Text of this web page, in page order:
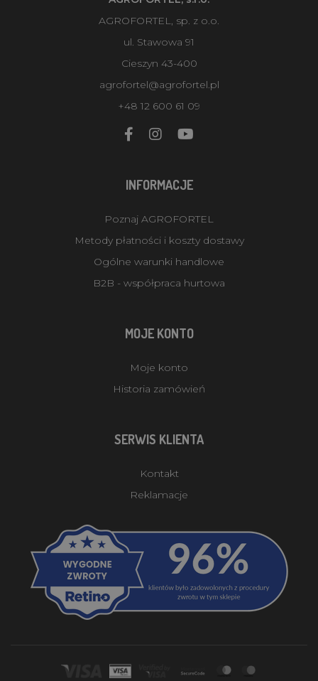
AGROFORTEL, sp. z o.o.
ul. Stawowa 91
Cieszyn 43-400
agrofortel@agrofortel.pl
+48 12 600 61 09
INFORMACJE
Poznaj AGROFORTEL
Metody płatności i koszty dostawy
Ogólne warunki handlowe
B2B - współpraca hurtowa
MOJE KONTO
Moje konto
Historia zamówień
SERWIS KLIENTA
Kontakt
Reklamacje